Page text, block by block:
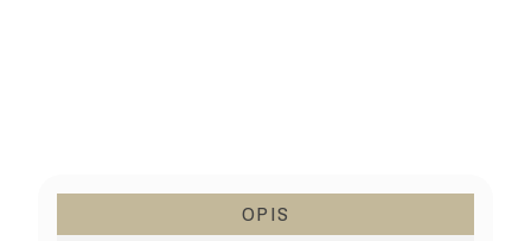
OPIS